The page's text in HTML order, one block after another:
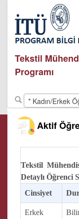
Tekstil
Programı
* Kadın/Erkek
Aktif
Tekstil
Detaylı Öğrenci
Cinsiyet
Erkek